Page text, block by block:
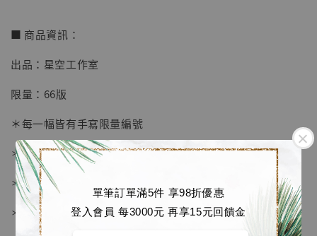
單筆訂單滿5件 享98折優惠
登入會員 每3000元 再享15元回饋金
■ 商品資訊：
出品：星空工作室
限量：66版
＊每一幅皆有手寫限量編號
＊畫框為 黑色磨砂金屬相框
＊愛普生原裝墨水微噴
＊表面配有防塵透明有機玻璃